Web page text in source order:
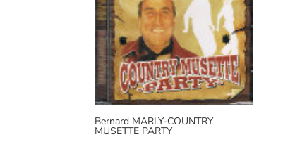
Bernard MARLY-COUNTRY
MUSETTE PARTY